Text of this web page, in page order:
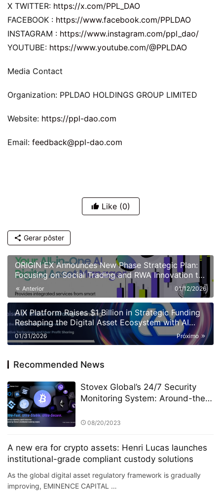
X TWITTER: https://x.com/PPL_DAO
FACEBOOK : https://www.facebook.com/PPLDAO
INSTAGRAM : https://www.instagram.com/ppl_dao/
YOUTUBE: https://www.youtube.com/@PPLDAO
Media Contact
Organization: PPLDAO HOLDINGS GROUP LIMITED
Website: https://ppl-dao.com
Email: feedback@ppl-dao.com
Like (0)
Gerar pôster
ORIGIN EX Announces New Phase Strategic Plan:
Focusing on Social Trading and RWA Innovation to
Shape a New Paradigm for Digital Finance
Anterior 01/12/2026
AIX Platform Raises $1 Billion in Strategic Funding
Reshaping the Digital Asset Ecosystem with AI
Quantitative Trading Technology and User Profit
Sharing
Próximo
01/31/2026
Recommended News
Stovex Global’s 24/7 Security
Monitoring System: Around-the-
08/20/2023
A new era for crypto assets: Henri Lucas launches
institutional-grade compliant custody solutions
As the global digital asset regulatory framework is gradually
improving, EMINENCE CAPITAL …